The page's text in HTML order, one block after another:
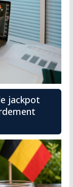
jackpot